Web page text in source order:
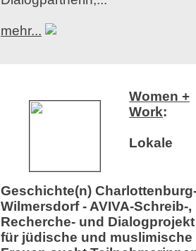
mehr...
Women +
Work:
Lokale
Geschichte(n)
Wilmersdorf - AVIVA-Schreib-,
Recherche- und Dialogprojekt
für jüdische und muslimische